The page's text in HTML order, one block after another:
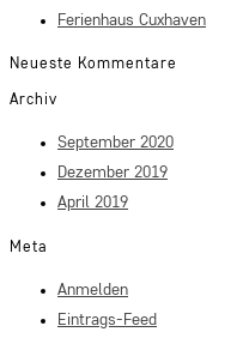
Ferienhaus Cuxhaven
Neueste Kommentare
Archiv
September 2020
Dezember 2019
April 2019
Meta
Anmelden
Eintrags-Feed